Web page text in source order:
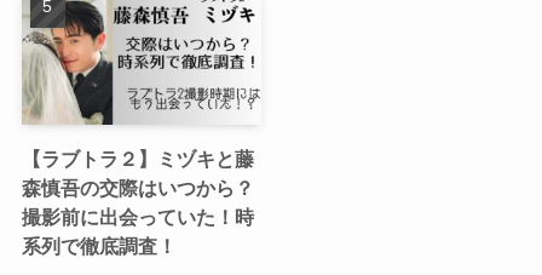
【ラブトラ２】ミヅキと藤
森慎吾の交際はいつから？
撮影前に出会っていた！時
系列で徹底調査！